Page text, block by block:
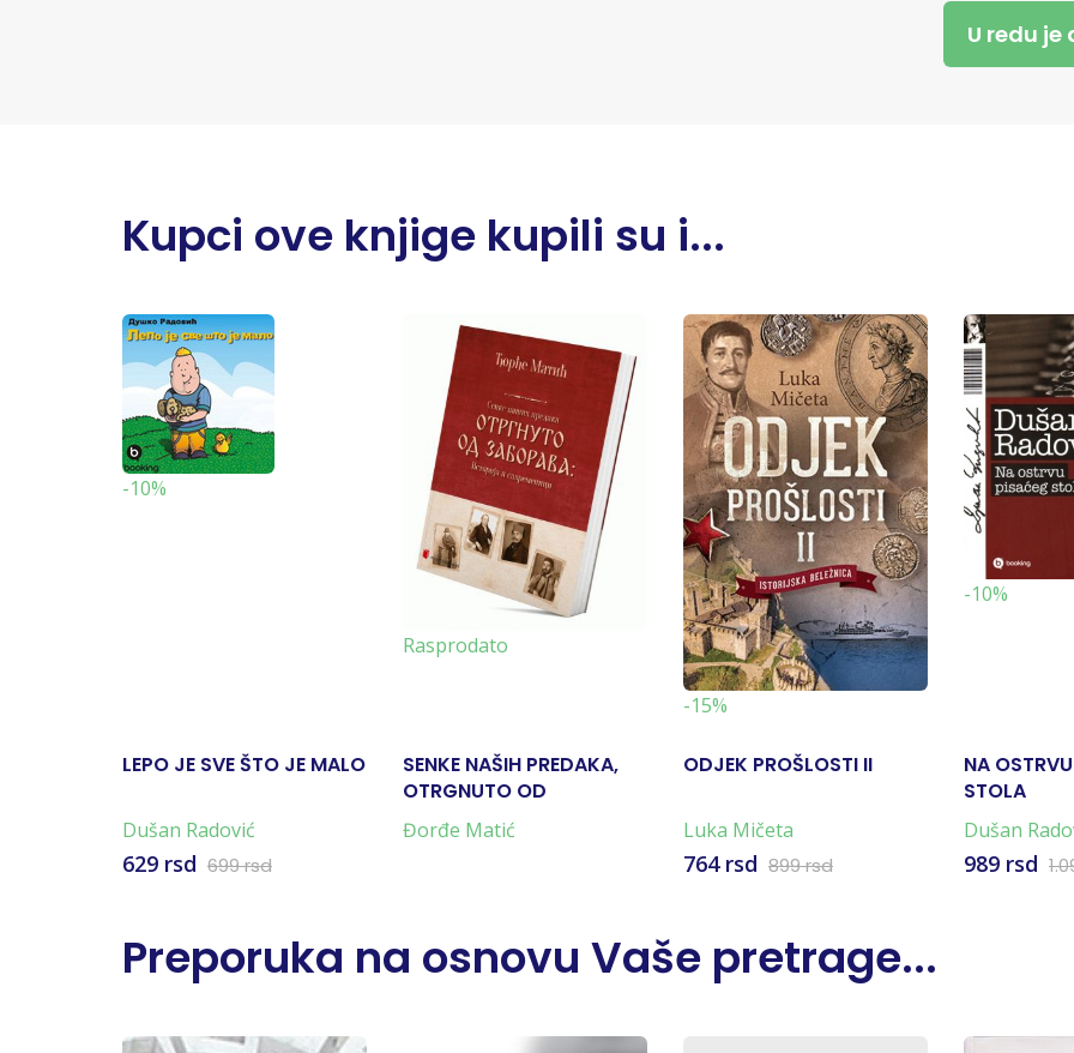
U redu
Kupci ove knjige kupili su i...
-10%
LEPO JE SVE ŠTO JE MALO
Dušan Radović
629 rsd 699 rsd
Rasprodato
SENKE NAŠIH PREDAKA,
OTRGNUTO OD
ZABORAVA
Đorđe Matić
-15%
ODJEK PROŠLOSTI II
Luka Mičeta
764 rsd 899 rsd
-10%
NA
STOLA
Dušan
989 rsd
Preporuka na osnovu Vaše pretrage...